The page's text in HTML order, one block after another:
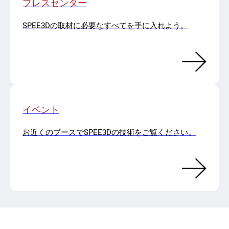
プレスセンター
SPEE3Dの取材に必要なすべてを手に入れよう。
イベント
お近くのブースでSPEE3Dの技術をご覧ください。